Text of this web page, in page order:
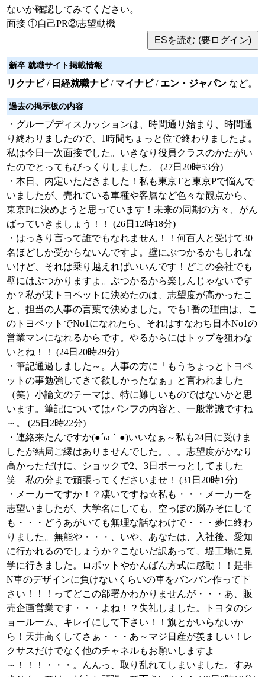
ないか確認してみてください。
面接 ①自己PR②志望動機
新卒 就職サイト掲載情報
リクナビ/ 日経就職ナビ/ マイナビ/ エン・ジャパン など。
過去の掲示板の内容
・グループディスカッションは、時間通り始まり、時間通
り終わりましたので、1時間ちょっと位で終わりましたよ。
私は今日一次面接でした。いきなり役員クラスのかたがい
たのでとってもびっくりしました。 (27日20時53分)
・本日、内定いただきました！私も東京Tと東京Pで悩んで
いましたが、売れている車種や客層など色々な観点から、
東京Pに決めようと思っています！未来の同期の方々、がん
ばっていきましょう！！ (26日12時18分)
・はっきり言って誰でもなれません！！何百人と受けて30
名ほどしか受からないんですよ。壁にぶつかるかもしれな
いけど、それは乗り越えればいいんです！どこの会社でも
壁にはぶつかりますよ。ぶつかるから楽しんじゃないです
か？私が某トヨペットに決めたのは、志望度が高かったこ
と、担当の人事の言葉で決めました。でも1番の理由は、こ
のトヨペットでNo1になれたら、それはすなわち日本No1の
営業マンになれるからです。やるからにはトップを狙わな
いとね！！ (24日20時29分)
・筆記通過しました～。人事の方に「もうちょっとトヨペ
ットの事勉強してきて欲しかったなぁ」と言われました
（笑）小論文のテーマは、特に難しいものではないかと思
います。筆記についてはパンフの内容と、一般常識ですね
～。 (25日2時22分)
・連絡来たんですか(●´ω｀●)いいなぁ～私も24日に受けま
したが結局ご縁はありませんでした。。。志望度がかなり
高かっただけに、ショックで2、3日ボーっとしてました
笑 私の分まで頑張ってくださいませ！ (31日20時1分)
・メーカーですか！？凄いですね☆私も・・・メーカーを
志望いましたが、大学名にしても、空っぽの脳みそにして
も・・・どうあがいても無理な話なわけで・・・夢に終わ
りました。無能や・・・、いや、あなたは、入社後、愛知
に行かれるのでしょうか？こないだ訳あって、堤工場に見
学に行きました。ロボットやかんばん方式に感動！！是非
N車のデザインに負けないくらいの車をバンバン作って下
さい！！！ってどこの部署かわかりませんが・・・あ、販
売企画営業です・・・よね！？失礼しました。トヨタのシ
ョールーム、キレイにして下さい！！旗とかいらないか
ら！天井高くしてさぁ・・・あ～マジ日産が羨ましい！レ
クサスだけでなく他のチャネルもお願いしますよ
～！！！・・・。んんっ、取り乱れてしまいました。すみ